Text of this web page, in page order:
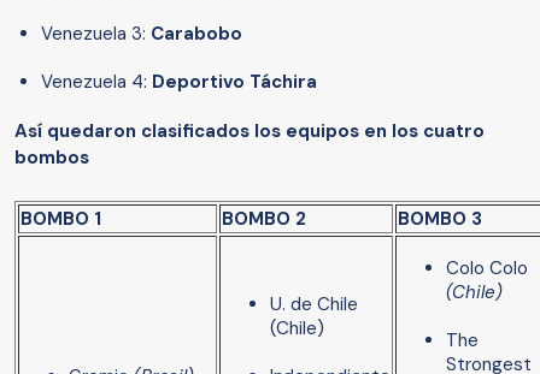
Venezuela 3: Carabobo
Venezuela 4: Deportivo Táchira
Así quedaron clasificados los equipos en los cuatro
bombos
BOMBO 1 BOMBO 2 BOMBO 3
U. de Chile
(Chile)
Colo Colo
(Chile)
The
Strongest